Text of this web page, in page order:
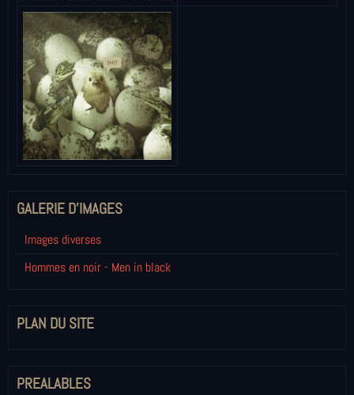
GALERIE D'IMAGES
Images diverses
Hommes en noir - Men in black
PLAN DU SITE
PREALABLES